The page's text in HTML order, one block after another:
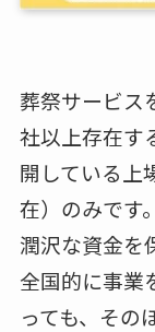
葬祭サービス
社以上存在す
開している上
在）のみです。
潤沢な資金を
全国的に事業
っても、その